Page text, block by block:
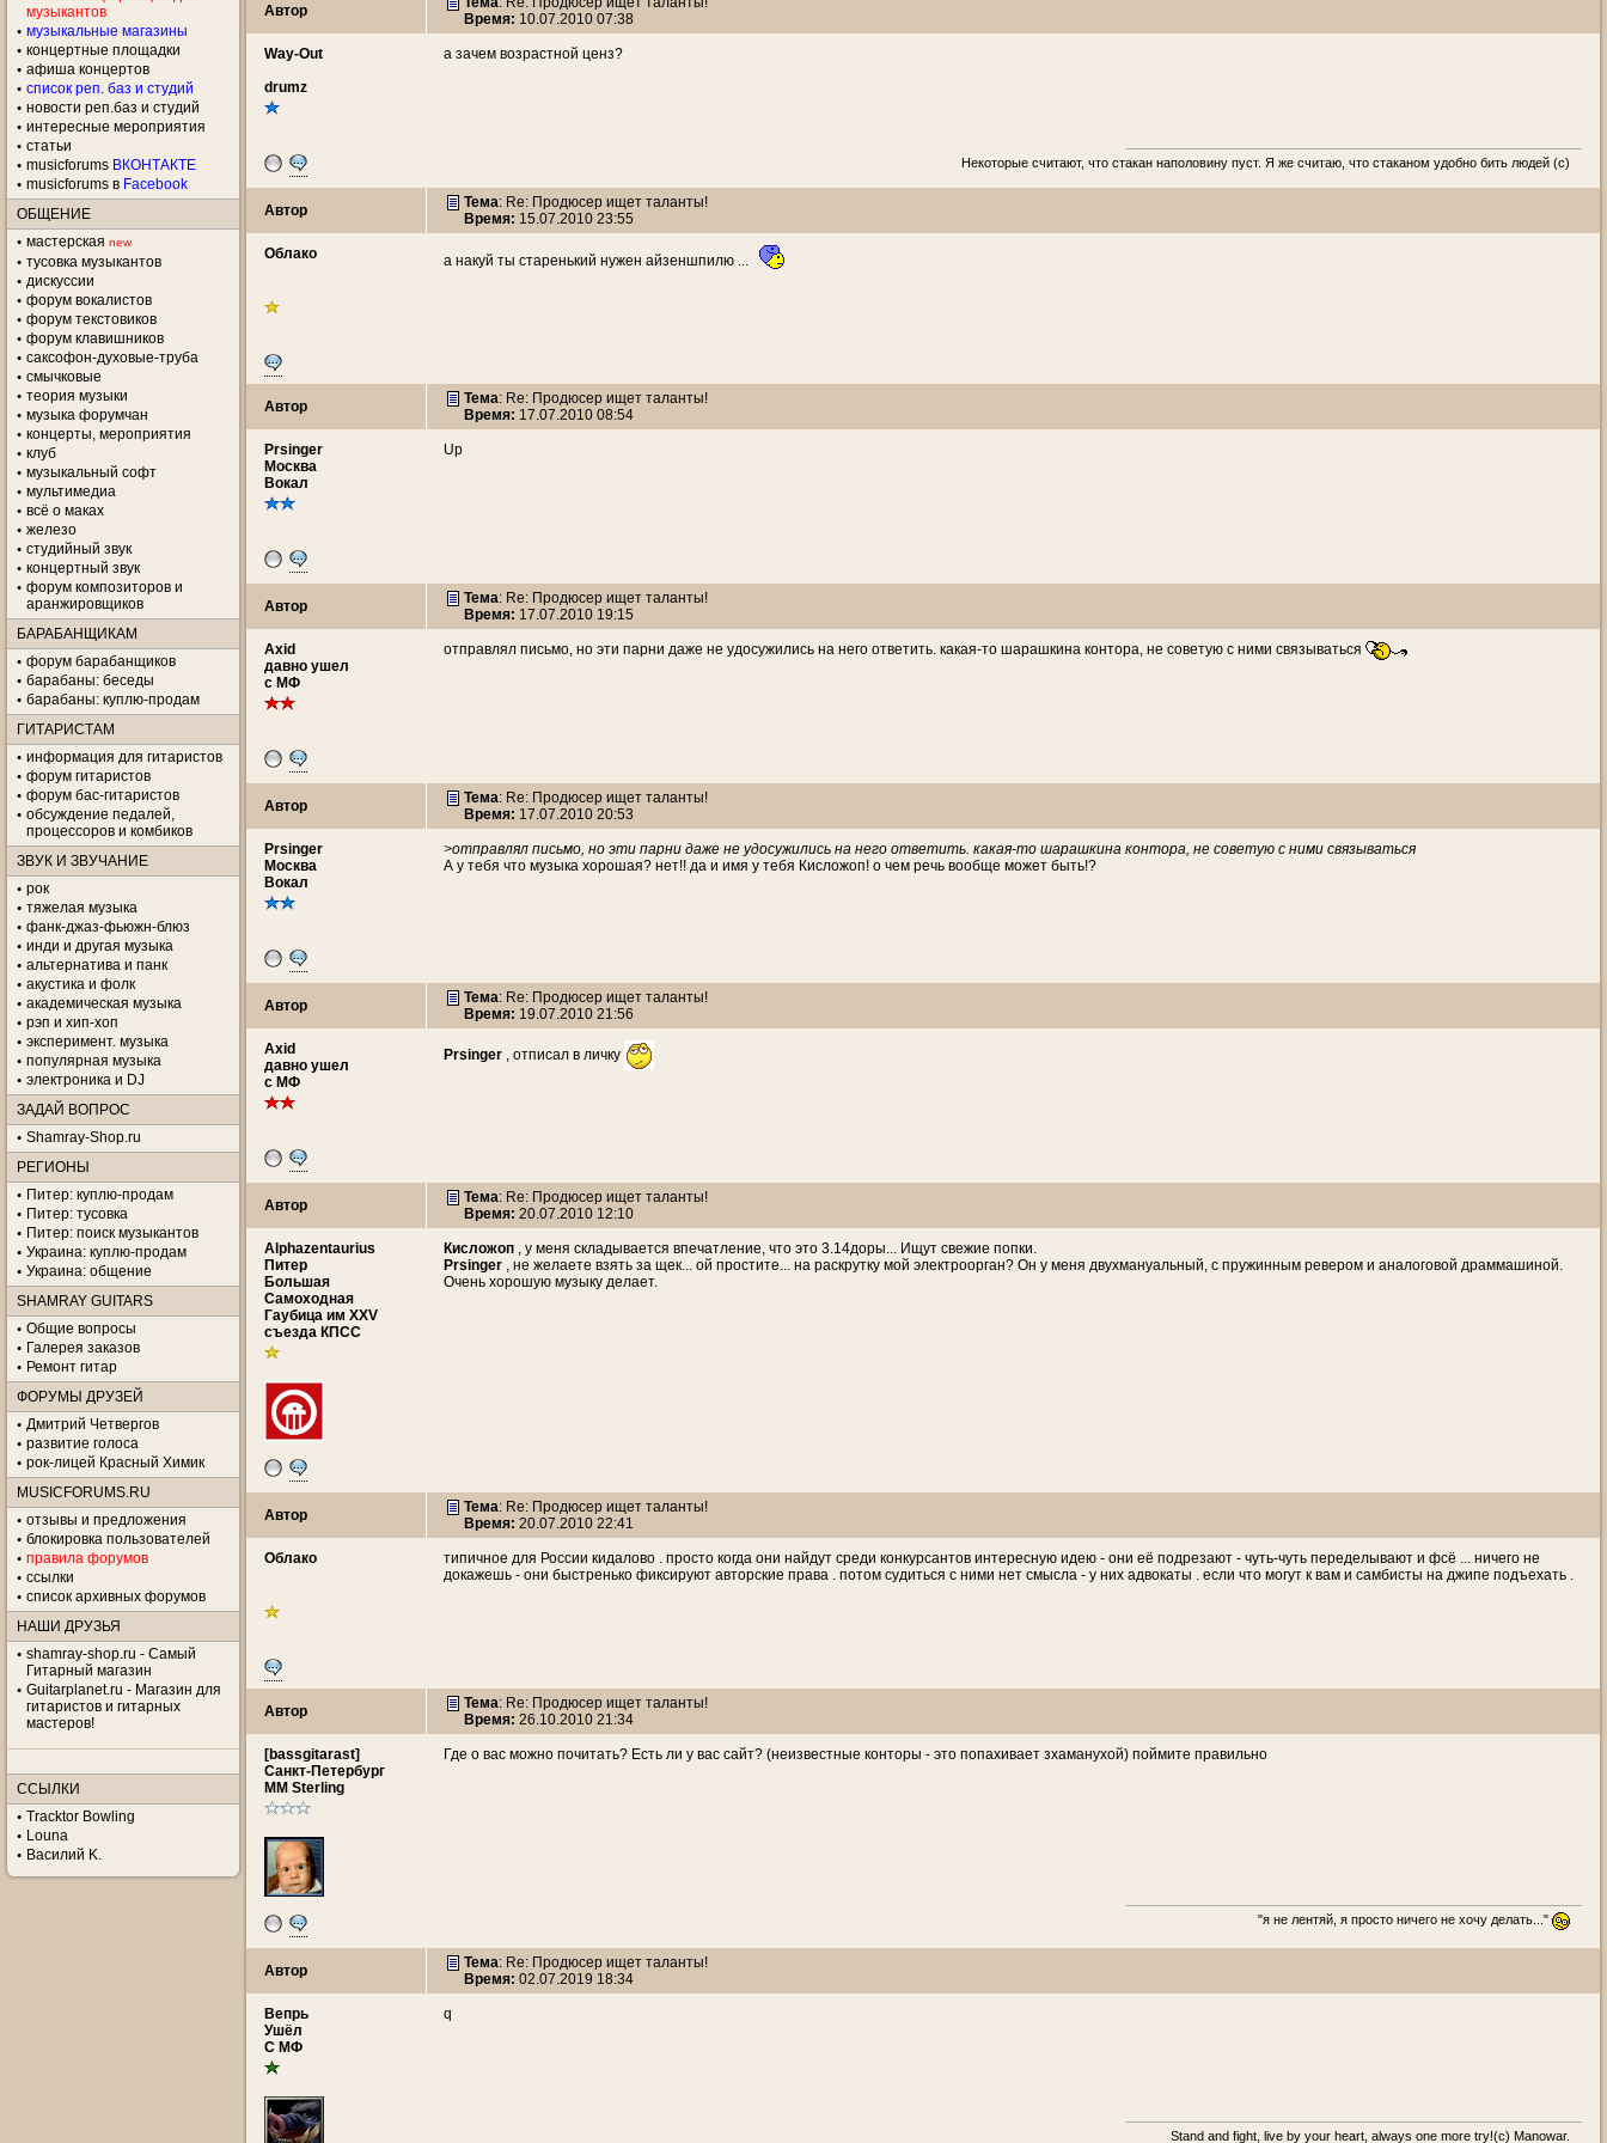
музыкантов
музыкальные магазины
концертные площадки
aфиша концертов
список реп. баз и студий
новости реп.баз и студий
интересные мероприятия
статьи
musicforums ВКОНТАКТЕ
musicforums в Facebook
ОБЩЕНИЕ
мастерская new
тусовка музыкантов
дискуссии
форум вокалистов
форум текстовиков
форум клавишников
саксофон-духовые-труба
смычковые
теория музыки
музыка форумчан
концерты, мероприятия
клуб
музыкальный софт
мультимедиа
всё о маках
железо
студийный звук
концертный звук
форум композиторов и
аранжировщиков
БАРАБАНЩИКАМ
форум барабанщиков
барабаны: беседы
барабаны: куплю-продам
ГИТАРИСТАМ
информация для гитаристов
форум гитаристов
форум бас-гитаристов
обсуждение педалей,
процессоров и комбиков
ЗВУК И ЗВУЧАНИЕ
рок
тяжелая музыка
фанк-джаз-фьюжн-блюз
инди и другая музыка
альтернатива и панк
акустика и фолк
академическая музыка
рэп и хип-хоп
эксперимент. музыка
популярная музыка
электроника и DJ
ЗАДАЙ ВОПРОС
Shamray-Shop.ru
РЕГИОНЫ
Питер: куплю-продам
Питер: тусовка
Питер: поиск музыкантов
Украина: куплю-продам
Украина: общение
SHAMRAY GUITARS
Общие вопросы
Галерея заказов
Ремонт гитар
ФОРУМЫ ДРУЗЕЙ
Дмитрий Четвергов
развитие голоса
рок-лицей Красный Химик
MUSICFORUMS.RU
отзывы и предложения
блокировка пользователей
правила форумов
ссылки
список архивных форумов
НАШИ ДРУЗЬЯ
shamray-shop.ru - Самый
Гитарный магазин
Guitarplanet.ru - Магазин для
гитаристов и гитарных
мастеров!
ССЫЛКИ
Tracktor Bowling
Louna
Василий K.
Автор
Время: 10.07.2010 07:38
Way-Out
drumz
а зачем возрастной ценз?
Некоторые считают, что стакан наполовину пуст. Я же считаю, что стаканом удобно бить людей (с)
Автор Тема: Re: Продюсер ищет таланты!
Время: 15.07.2010 23:55
Облако а накуй ты старенький нужен айзеншпилю ...
Автор Тема: Re: Продюсер ищет таланты!
Время: 17.07.2010 08:54
Prsinger
Москва
Вокал
Up
Автор Тема: Re: Продюсер ищет таланты!
Время: 17.07.2010 19:15
Axid
давно ушел
с МФ
отправлял письмо, но эти парни даже не удосужились на него ответить. какая-то шарашкина контора, не советую с ними связываться
Автор Тема: Re: Продюсер ищет таланты!
Время: 17.07.2010 20:53
Prsinger
Москва
Вокал
>отправлял письмо, но эти парни даже не удосужились на него ответить. какая-то шарашкина контора, не советую с ними связываться
А у тебя что музыка хорошая? нет!! да и имя у тебя Кисложоп! о чем речь вообще может быть!?
Автор Тема: Re: Продюсер ищет таланты!
Время: 19.07.2010 21:56
Axid
давно ушел
с МФ
Prsinger , отписал в личку
Автор Тема: Re: Продюсер ищет таланты!
Время: 20.07.2010 12:10
Alphazentaurius
Питер
Большая
Самоходная
Гаубица им XXV
съезда КПСС
Кисложоп , у меня складывается впечатление, что это 3.14доры... Ищут свежие попки.
Prsinger , не желаете взять за щек... ой простите... на раскрутку мой электроорган? Он у меня двухмануальный, с пружинным ревером и аналоговой драммашиной.
Очень хорошую музыку делает.
Автор Тема: Re: Продюсер ищет таланты!
Время: 20.07.2010 22:41
Облако
типичное для России кидалово . просто когда они найдут среди конкурсантов интересную идею - они её подрезают - чуть-чуть переделывают и фсё ... ничего не
докажешь - они быстренько фиксируют авторские права . потом судиться с ними нет смысла - у них адвокаты . если что могут к вам и самбисты на джипе подъехать .
Автор Тема: Re: Продюсер ищет таланты!
Время: 26.10.2010 21:34
[bassgitarast]
Санкт-Петербург
MM Sterling
Где о вас можно почитать? Есть ли у вас сайт? (неизвестные конторы - это попахивает зхаманухой) поймите правильно
"я не лентяй, я просто ничего не хочу делать..."
Автор Тема: Re: Продюсер ищет таланты!
Время: 02.07.2019 18:34
Вепрь
Ушёл
С МФ
q
Stand and fight, live by your heart, always one more try!(c) Manowar.